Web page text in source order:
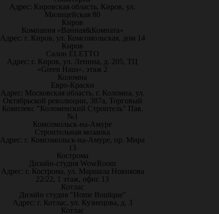
Адрес: Кировская область, Киров, ул.
Милицейская 80
Киров
Компания «Ванная&Комната»
Адрес: г. Киров, ул. Комсомольская, дом 14
Киров
Салон ELETTO
Адрес: г. Киров, ул. Ленина, д. 205, ТЦ
«Green Haus», этаж 2
Коломна
Евро-Краски
Адрес: Московская область, г. Коломна, ул.
Октябрьской революции, 387а, Торговый
Комплекс "Коломенский Строитель" Пав.
№1
Комсомольск-на-Амуре
Строительная мозаика
Адрес: г. Комсомольск-на-Амуре, пр. Мира
13
Кострома
Дизайн-студия WowRoom
Адрес: г. Кострома, ул. Маршала Новикова
22/22, 1 этаж, офис 13
Котлас
Дизайн студия "Home Boutique"
Адрес: г. Котлас, ул. Кузнецова, д. 3
Котлас